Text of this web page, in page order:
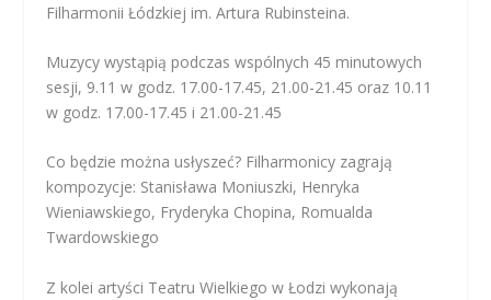
Filharmonii Łódzkiej im. Artura Rubinsteina.
Muzycy wystąpią podczas wspólnych 45 minutowych
sesji, 9.11 w godz. 17.00-17.45, 21.00-21.45 oraz 10.11
w godz. 17.00-17.45 i 21.00-21.45
Co będzie można usłyszeć? Filharmonicy zagrają
kompozycje: Stanisława Moniuszki, Henryka
Wieniawskiego, Fryderyka Chopina, Romualda
Twardowskiego
Z kolei artyści Teatru Wielkiego w Łodzi wykonają